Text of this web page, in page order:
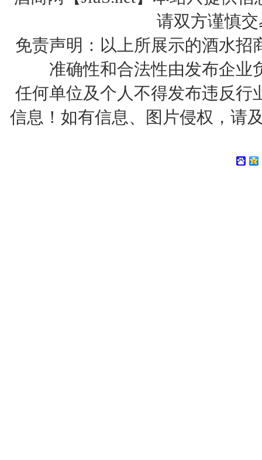
请双方谨慎
免责声明：以上所展示的酒水
准确性和合法性由发布企业
任何单位及个人不得发布违反行
信息！如有信息、图片侵权，请